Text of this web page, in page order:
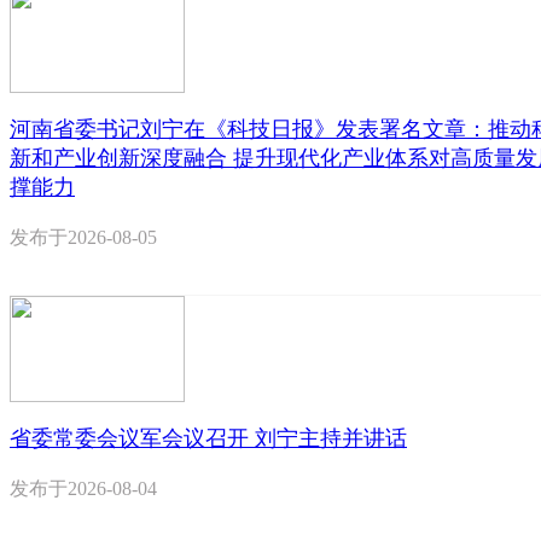
河南省委书记刘宁在《科技日报》发表署名文章：推动
新和产业创新深度融合 提升现代化产业体系对高质量
撑能力
发布于2026-08-05
省委常委会议军会议召开 刘宁主持并讲话
发布于2026-08-04